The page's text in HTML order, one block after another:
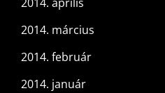
2014. március
2014. február
2014. január